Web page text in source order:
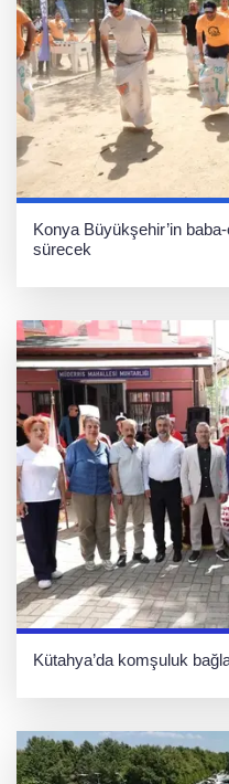
Konya Büyükşehir’in
sürecek
Kütahya’da komşuluk